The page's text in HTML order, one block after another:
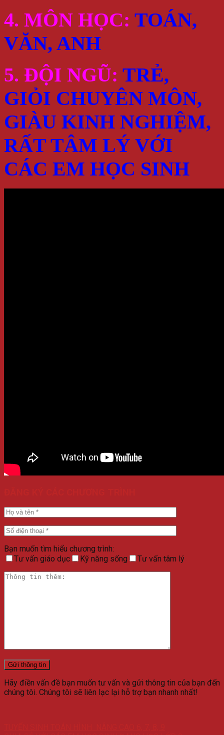
4. MÔN HỌC: TOÁN,
VĂN, ANH
5. ĐỘI NGŨ: TRẺ,
GIỎI CHUYÊN MÔN,
GIÀU KINH NGHIỆM,
RẤT TÂM LÝ VỚI
CÁC EM HỌC SINH
Bạn muốn tìm hiểu chương trình:
Tư vấn giáo dục
Kỹ năng sống Tư vấn tâm lý
Hãy điền vấn đề bạn muốn tư vấn và gửi thông tin của bạn đến
chúng tôi. Chúng tôi sẽ liên lạc lại hỗ trợ bạn nhanh nhất!